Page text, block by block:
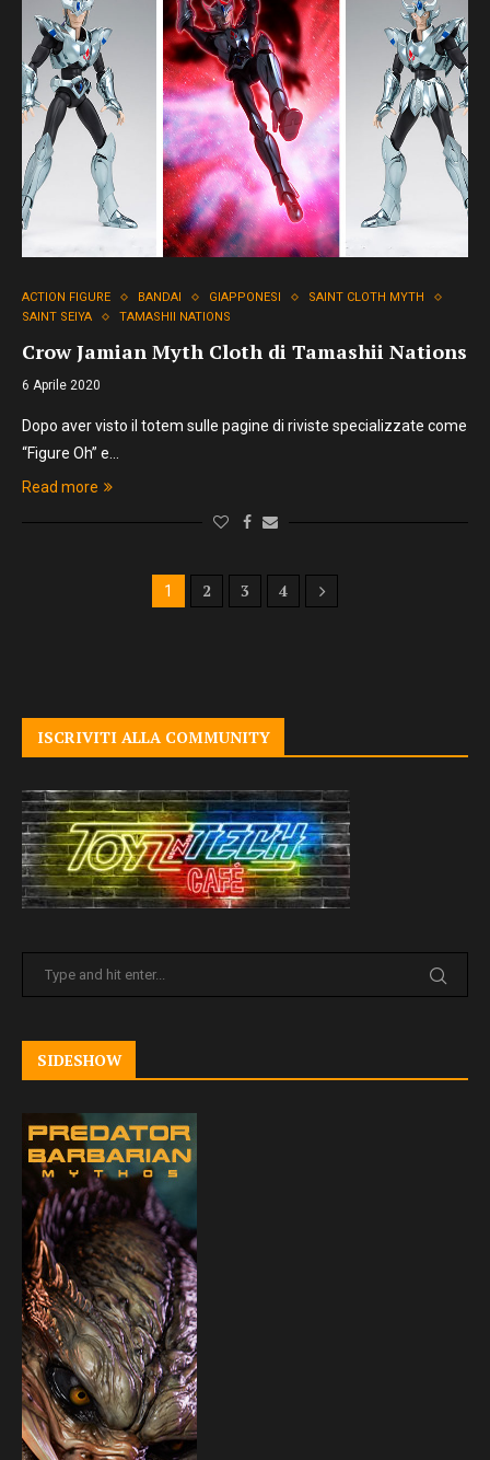
ACTION FIGURE BANDAI GIAPPONESI
SAINT CLOTH MYTH
SAINT SEIYA
TAMASHII NATIONS
Crow Jamian Myth Cloth di Tamashii Nations
6 Aprile 2020
Dopo aver visto il totem sulle pagine di riviste specializzate come
“Figure Oh” e…
Read more
1 2 3 4
ISCRIVITI ALLA COMMUNITY
SIDESHOW